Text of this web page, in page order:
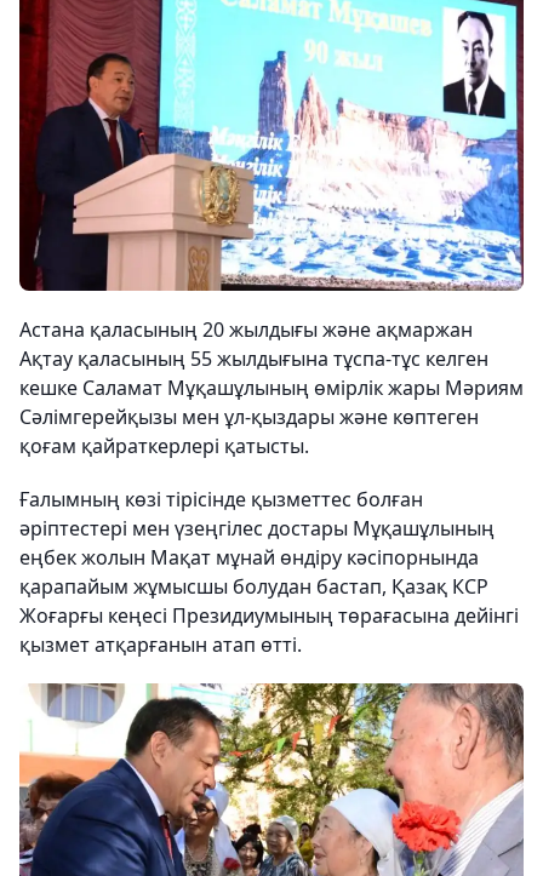
Астана қаласының 20 жылдығы және ақмаржан
Ақтау қаласының 55 жылдығына тұспа-тұс келген
кешке Саламат Мұқашұлының өмірлік жары Мәриям
Сәлімгерейқызы мен ұл-қыздары және көптеген
қоғам қайраткерлері қатысты.
Ғалымның көзі тірісінде қызметтес болған
әріптестері мен үзеңгілес достары Мұқашұлының
еңбек жолын Мақат мұнай өндіру кәсіпорнында
қарапайым жұмысшы болудан бастап, Қазақ КСР
Жоғарғы кеңесі Президиумының төрағасына дейінгі
қызмет атқарғанын атап өтті.